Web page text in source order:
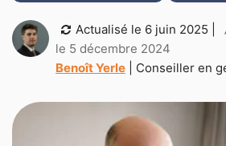
Actualisé le 6 juin 2025
le 5 décembre 2024
Benoît Yerle
| Conseiller en